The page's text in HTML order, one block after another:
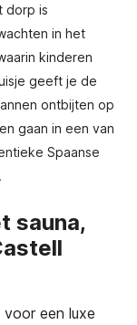
dorp is
in het
kinderen
geeft je de
ontbijten op
gaan in een van
Spaanse
sauna,
een luxe